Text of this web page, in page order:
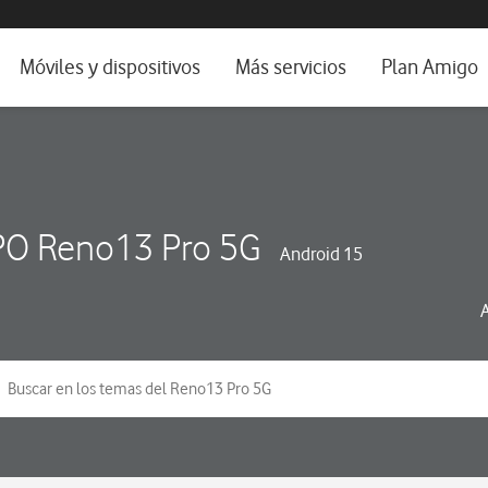
e idioma
Móviles y dispositivos Más servicios Plan Amigo
Reno13 Pro 5G Android 15